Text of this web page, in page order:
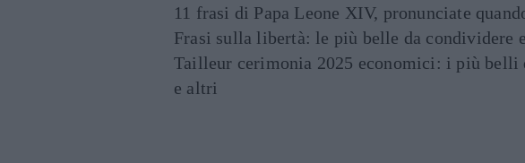
11 frasi di Papa Leone XIV, pronunciate
Frasi sulla libertà: le più belle da condividere
Tailleur cerimonia 2025 economici: i più
e altri